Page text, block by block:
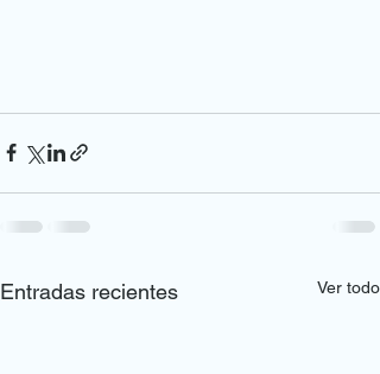
Entradas recientes Ver todo